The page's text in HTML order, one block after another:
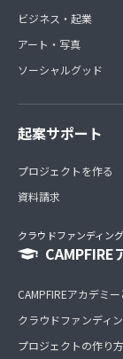
ビジネス・起業
アート・写真
ソーシャルグッド
起案サポート
プロジェクトを作る
資料請求
クラウドファンディン
CAMPFIRE
CAMPFIREアカデミ
クラウドファンディ
プロジェクトの作り方